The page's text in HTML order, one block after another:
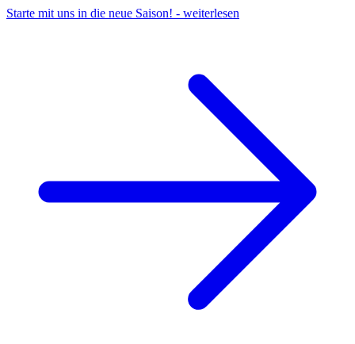
Starte mit uns in die neue Saison! - weiterlesen